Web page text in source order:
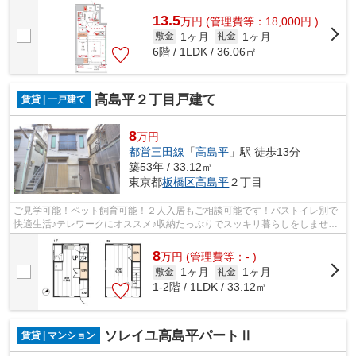
13.5万円 (管理費等：18,000円 )
敷金 1ヶ月 礼金
1ヶ月
6階 / 1LDK / 36.06㎡
賃貸 | 一戸建て 高島平２丁目戸建て
8万円
都営三田線 「高島平 」駅 徒歩13分
築53年 / 33.12㎡
東京都板橋区高島平２丁目
ご見学可能！ペット飼育可能！２人入居もご相談可能です！バストイレ別で
快適生活♪テレワークにオススメ♪収納たっぷりでスッキリ暮らしをしません
か。角部屋で明るいお部屋です。エア...
8万円 (管理費等：- )
敷金 1ヶ月 礼金
1ヶ月
1-2階 / 1LDK / 33.12㎡
賃貸 | マンション ソレイユ高島平パートⅡ